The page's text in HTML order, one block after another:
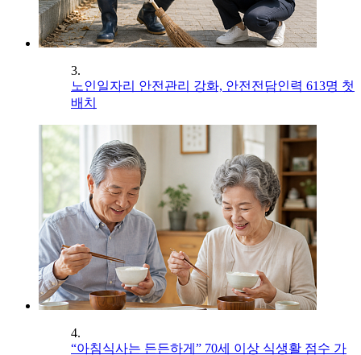
3.
노인일자리 안전관리 강화, 안전전담인력 613명 첫
배치
4.
“아침식사는 든든하게” 70세 이상 식생활 점수 가